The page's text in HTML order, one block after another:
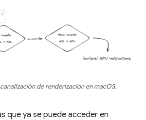
de renderización en macOS.
que ya se puede acceder en